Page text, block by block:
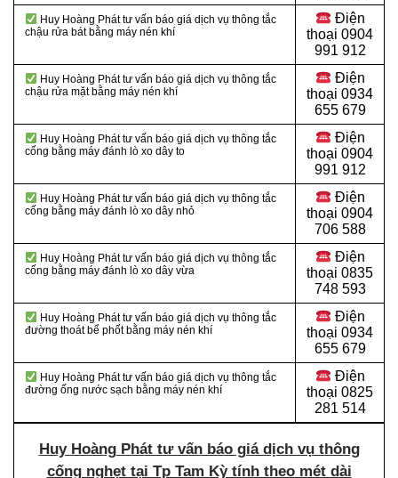
Huy Hoàng Phát tư vấn báo giá dịch vụ thông tắc
chậu rửa bát bằng máy nén khí
Điện
thoại 0904
991 912
Huy Hoàng Phát tư vấn báo giá dịch vụ thông tắc
chậu rửa mặt bằng máy nén khí
Điện
thoại 0934
655 679
Huy Hoàng Phát tư vấn báo giá dịch vụ thông tắc
cống bằng máy đánh lò xo dây to
Điện
thoại 0904
991 912
Huy Hoàng Phát tư vấn báo giá dịch vụ thông tắc
cống bằng máy đánh lò xo dây nhỏ
Điện
thoại 0904
706 588
Huy Hoàng Phát tư vấn báo giá dịch vụ thông tắc
cống bằng máy đánh lò xo dây vừa
Điện
thoại 0835
748 593
Huy Hoàng Phát tư vấn báo giá dịch vụ thông tắc
đường thoát bể phốt bằng máy nén khí
Điện
thoại 0934
655 679
Huy Hoàng Phát tư vấn báo giá dịch vụ thông tắc
đường ống nước sạch bằng máy nén khí
Điện
thoại 0825
281 514
Huy Hoàng Phát tư vấn báo giá dịch vụ thông
cống nghẹt tại Tp Tam Kỳ tính theo mét dài